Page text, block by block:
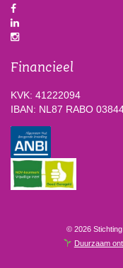
Financieel
KVK: 41222094
IBAN: NL87 RABO
© 2026
Duurzaam